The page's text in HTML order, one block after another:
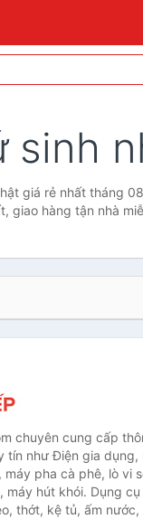
sinh
giá rẻ nhất tháng
giao hàng tận nhà
chuyên cung cấp
tín như Điện gia dụng,
máy pha cà phê, lò vi
máy hút khói. Dụng
thớt, kệ tủ, ấm